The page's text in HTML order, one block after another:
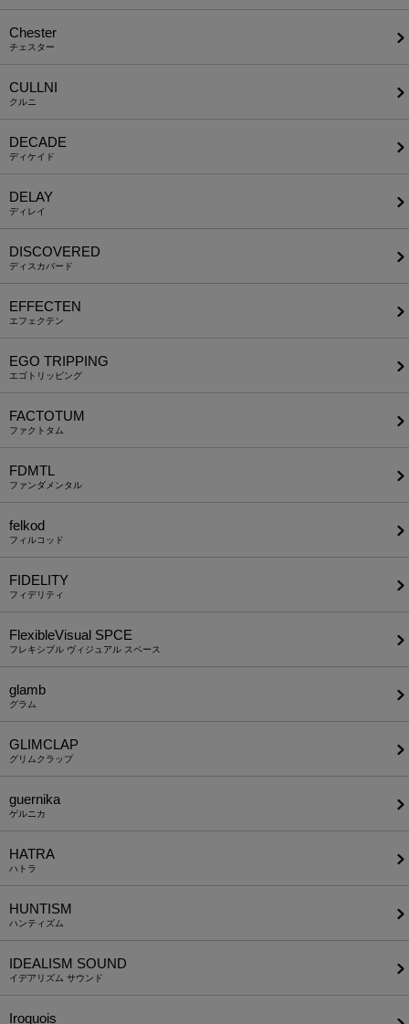
Chester
チェスター
CULLNI
クルニ
DECADE
ディケイド
DELAY
ディレイ
DISCOVERED
ディスカバード
EFFECTEN
エフェクテン
EGO TRIPPING
エゴトリッピング
FACTOTUM
ファクトタム
FDMTL
ファンダメンタル
felkod
フィルコッド
FIDELITY
フィデリティ
FlexibleVisual SPCE
フレキシブル ヴィジュアル スペース
glamb
グラム
GLIMCLAP
グリムクラップ
guernika
ゲルニカ
HATRA
ハトラ
HUNTISM
ハンティズム
IDEALISM SOUND
イデアリズム サウンド
Iroquois